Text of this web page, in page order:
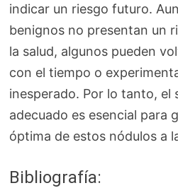
indicar un riesgo futuro.
benignos no presentan un
la salud, algunos pueden
con el tiempo o
inesperado. Por lo tanto, el
adecuado es esencial para
óptima de estos nódulos a
Bibliografía: